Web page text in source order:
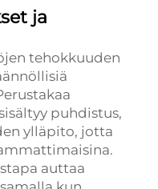
ja
tehokkuuden
puhdistus,
ylläpito, jotta
auttaa